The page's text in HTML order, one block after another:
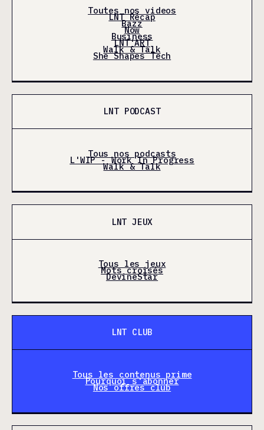
Toutes nos videos
LNT Récap
Bazz
Now
Business
LNT'ART
Walk & Talk
She Shapes Tech
LNT PODCAST
Tous nos podcasts
L'WIP - Work In Progress
Walk & Talk
LNT JEUX
Tous les jeux
Mots croisés
DevineStar
LNT CLUB
Tous les contenus prime
Pourquoi s'abonner
Nos offres club